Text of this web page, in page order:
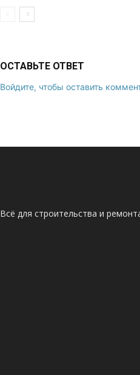
ОСТАВЬТЕ ОТВЕТ
Войдите, чтобы оставить
Всё для строительства и